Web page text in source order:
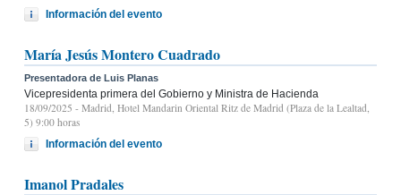
Información del evento
María Jesús Montero Cuadrado
Presentadora de Luis Planas
Vicepresidenta primera del Gobierno y Ministra de Hacienda
18/09/2025 - Madrid, Hotel Mandarin Oriental Ritz de Madrid (Plaza de la Lealtad,
5) 9:00 horas
Información del evento
Imanol Pradales